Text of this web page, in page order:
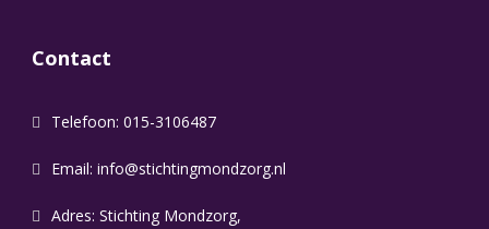
Contact
Telefoon: 015-3106487
Email: info@stichtingmondzorg.nl
Adres: Stichting Mondzorg,